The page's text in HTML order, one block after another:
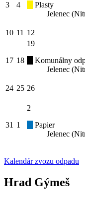
3 4
Plasty
Jelenec
10 11 12
17 18
19
Komunálny
Jelenec
24 25 26
31 1
2
Papier
Jelenec
Kalendár zvozu odpadu
Hrad Gýmeš